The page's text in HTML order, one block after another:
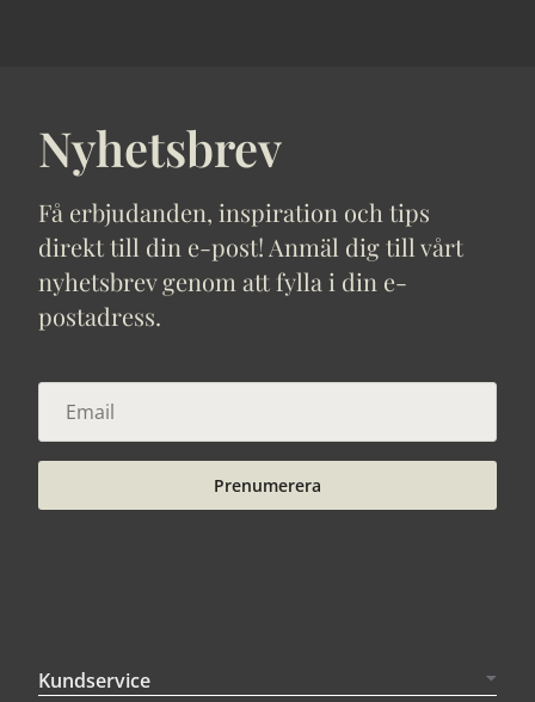
Nyhetsbrev
Få erbjudanden, inspiration och tips
direkt till din e-post! Anmäl dig till vårt
nyhetsbrev genom att fylla i din e-
postadress.
Prenumerera
Kundservice